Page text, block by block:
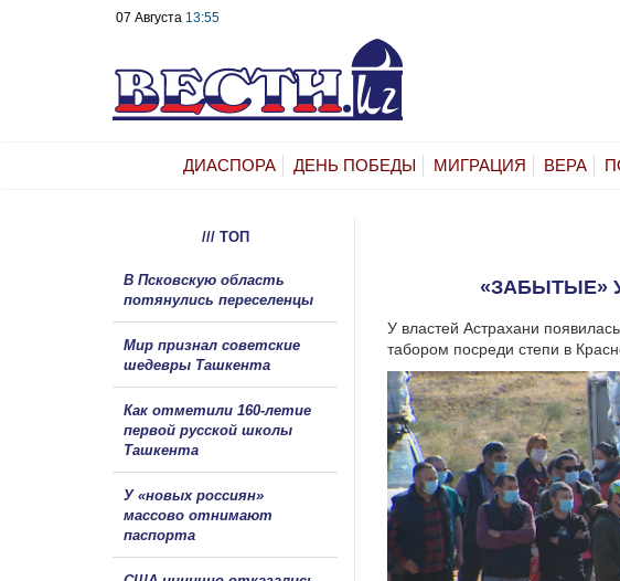
07 Августа 13:55
ДИАСПОРА ДЕНЬ ПОБЕДЫ МИГРАЦИЯ ВЕРА
«ЗАБЫТЫЕ»
У властей Астрахани
табором посреди степи в
/// ТОП
В Псковскую область
потянулись переселенцы
Мир признал советские
шедевры Ташкента
Как отметили 160-летие
первой русской школы
Ташкента
У «новых россиян»
массово отнимают
паспорта